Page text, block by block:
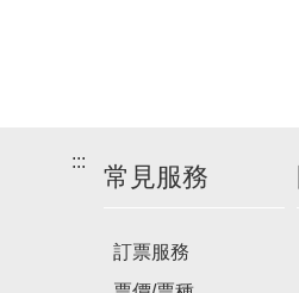
:::
常見服務
訂票服務